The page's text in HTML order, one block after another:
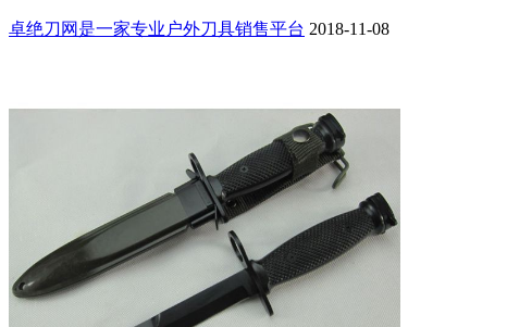
卓绝刀网是一家专业户外刀具销售平台 2018-11-08